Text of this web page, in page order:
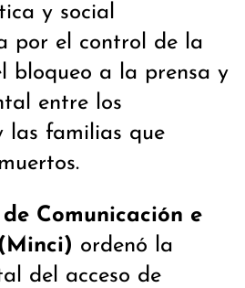
y social
por el control de la
bloqueo a la prensa y
entre los
las familias que
Comunicación e
ordenó la
del acceso de